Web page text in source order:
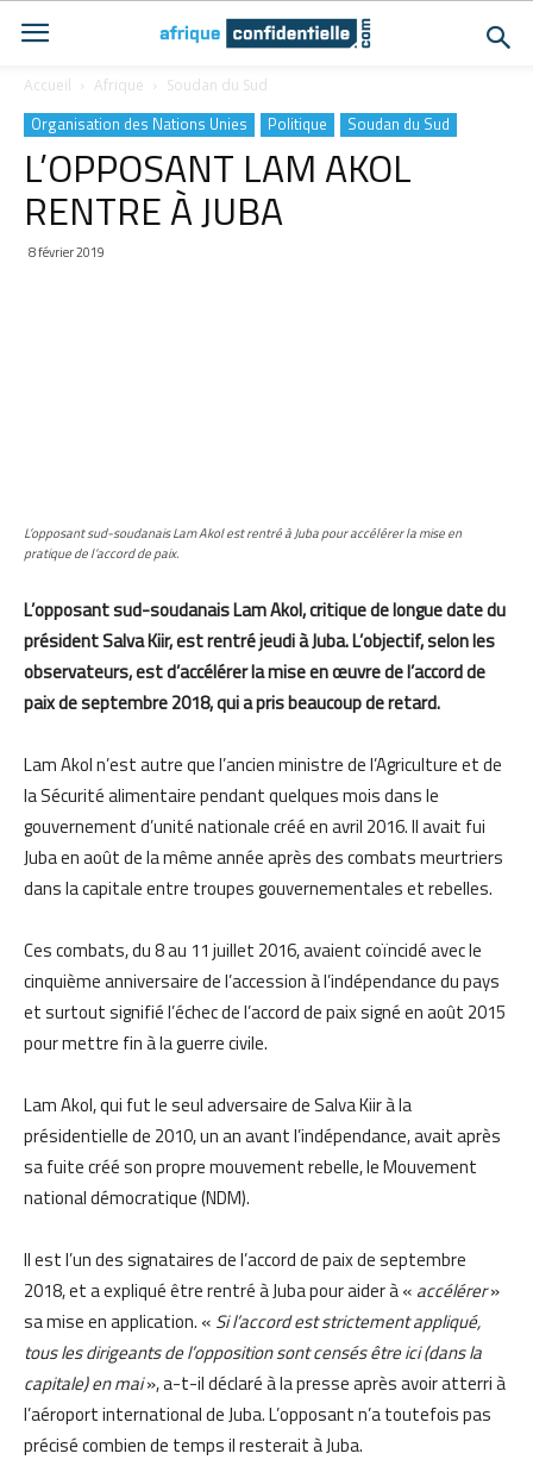
Accueil Afrique Soudan du Sud
Organisation des Nations Unies Politique Soudan du Sud
L’OPPOSANT LAM AKOL
RENTRE À JUBA
8 février 2019
L’opposant sud-soudanais Lam Akol est rentré à Juba pour accélérer la mise en
pratique de l’accord de paix.
L’opposant sud-soudanais Lam Akol, critique de longue date du
président Salva Kiir, est rentré jeudi à Juba. L’objectif, selon les
observateurs, est d’accélérer la mise en œuvre de l’accord de
paix de septembre 2018, qui a pris beaucoup de retard.
Lam Akol n’est autre que l’ancien ministre de l’Agriculture et de
la Sécurité alimentaire pendant quelques mois dans le
gouvernement d’unité nationale créé en avril 2016. Il avait fui
Juba en août de la même année après des combats meurtriers
dans la capitale entre troupes gouvernementales et rebelles.
Ces combats, du 8 au 11 juillet 2016, avaient coïncidé avec le
cinquième anniversaire de l’accession à l’indépendance du pays
et surtout signifié l’échec de l’accord de paix signé en août 2015
pour mettre fin à la guerre civile.
Lam Akol, qui fut le seul adversaire de Salva Kiir à la
présidentielle de 2010, un an avant l’indépendance, avait après
sa fuite créé son propre mouvement rebelle, le Mouvement
national démocratique (NDM).
Il est l’un des signataires de l’accord de paix de septembre
2018, et a expliqué être rentré à Juba pour aider à « accélérer»
sa mise en application. « Si l’accord est strictement appliqué,
tous les dirigeants de l’opposition sont censés être ici (dans la
capitale) en mai», a-t-il déclaré à la presse après avoir atterri à
l’aéroport international de Juba. L’opposant n’a toutefois pas
précisé combien de temps il resterait à Juba.